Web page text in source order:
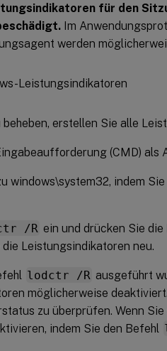
für den
Im
werden
beheben, erstellen Sie alle
(CMD) als
windows\system32, indem Sie
/R ein und drücken Sie die
Leistungsindikatoren neu.
lodctr /R ausgeführt
möglicherweise
zu überprüfen. Wenn
indem Sie den Befehl